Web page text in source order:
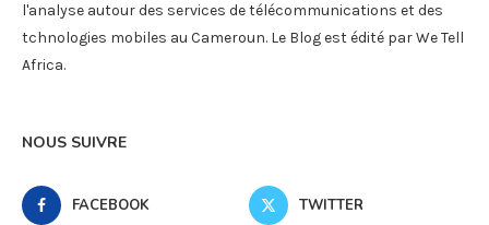
l'analyse autour des services de télécommunications et des
tchnologies mobiles au Cameroun. Le Blog est édité par We Tell
Africa.
NOUS SUIVRE
FACEBOOK TWITTER